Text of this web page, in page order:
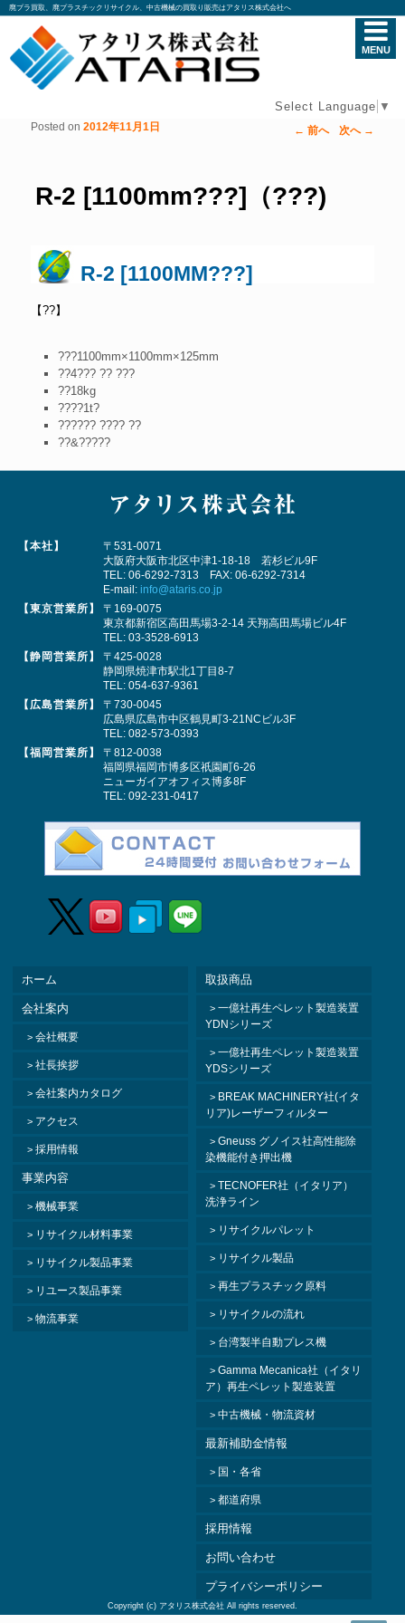
廃プラ買取、廃プラスチックリサイクル、中古機械の買取り販売はアタリス株式会社へ
Select Language ▼
MENU
← 前へ 次へ →
R-2 [1100mm???]（???)
Posted on2012年11月1日
R-2 [1100MM???]
【??】
???1100mm×1100mm×125mm
??4??? ?? ???
??18kg
????1t?
?????? ???? ??
??&?????
【本社】
〒531-0071
大阪府大阪市北区中津1-18-18 若杉ビル9F
TEL: 06-6292-7313 FAX: 06-6292-7314
E-mail: info@ataris.co.jp
【東京営業所】
〒169-0075
東京都新宿区高田馬場3-2-14 天翔高田馬場ビル4F
TEL: 03-3528-6913
【静岡営業所】
〒425-0028
静岡県焼津市駅北1丁目8-7
TEL: 054-637-9361
【広島営業所】
〒730-0045
広島県広島市中区鶴見町3-21NCビル3F
TEL: 082-573-0393
【福岡営業所】
〒812-0038
福岡県福岡市博多区祇園町6-26
ニューガイアオフィス博多8F
TEL: 092-231-0417
ホーム
会社案内
会社概要
社長挨拶
会社案内カタログ
アクセス
採用情報
事業内容
機械事業
リサイクル材料事業
リサイクル製品事業
リユース製品事業
物流事業
取扱商品
一億社再生ペレット製造装置
YDNシリーズ
一億社再生ペレット製造装置
YDSシリーズ
BREAK MACHINERY社(イタ
リア)レーザーフィルター
Gneuss グノイス社高性能除
染機能付き押出機
TECNOFER社（イタリア）
洗浄ライン
リサイクルパレット
リサイクル製品
再生プラスチック原料
リサイクルの流れ
台湾製半自動プレス機
Gamma Mecanica社（イタリ
ア）再生ペレット製造装置
中古機械・物流資材
最新補助金情報
国・各省
都道府県
採用情報
お問い合わせ
プライバシーポリシー
Copyright (c) アタリス株式会社 All rights reserved.